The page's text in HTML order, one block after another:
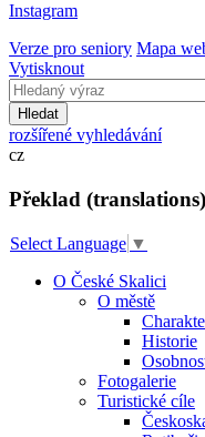
Instagram
Verze pro seniory Mapa
Vytisknout
Hledat
rozšířené vyhledávání
cz
Překlad (translations)
Select Language ▼
O České Skalici
O městě
Historie
Fotogalerie
Turistické cíle